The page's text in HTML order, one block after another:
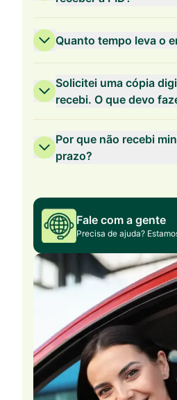
Quanto tempo leva o
Solicitei uma cópia
recebi. O que devo
Por que não recebi
prazo?
Fale com a gente
Precisa de ajuda?